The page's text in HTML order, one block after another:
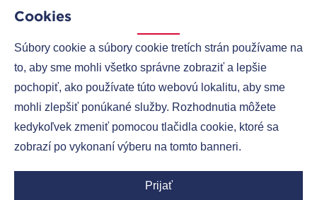
Cookies
Súbory cookie a súbory cookie tretích strán používame na
to, aby sme mohli všetko správne zobraziť a lepšie
pochopiť, ako používate túto webovú lokalitu, aby sme
mohli zlepšiť ponúkané služby. Rozhodnutia môžete
kedykoľvek zmeniť pomocou tlačidla cookie, ktoré sa
zobrazí po vykonaní výberu na tomto banneri.
Prijať
MENU
SPOLOČNOSTI
KONTAKTY
Ruml Group LinkedIn